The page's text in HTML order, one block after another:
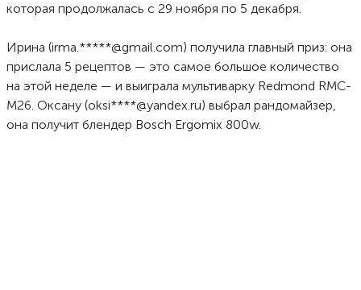
которая продолжалась с 29 ноября по 5 декабря.
Ирина (irma.*****@gmail.com) получила главный приз: она
прислала 5 рецептов — это самое большое количество
на этой неделе — и выиграла мультиварку Redmond RMC-
M26. Оксану (oksi****@yandex.ru) выбрал рандомайзер,
она получит блендер Bosch Ergomix 800w.